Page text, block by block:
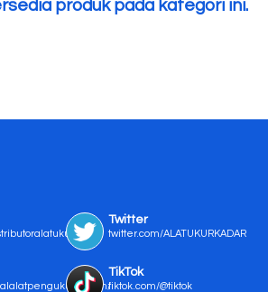
produk pada kategori ini.
Twitter
twitter.com/ALATUKURKADAR
TikTok
tiktok.com/@tiktok